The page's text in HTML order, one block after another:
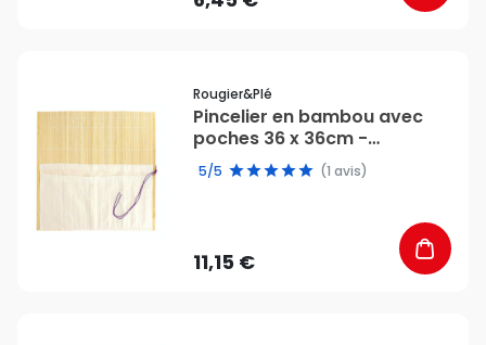
Rougier&plé
Pincelier en bambou avec
poches 36 x 36cm -
Rougier&Plé
5/5 (1 avis)
11,15 €